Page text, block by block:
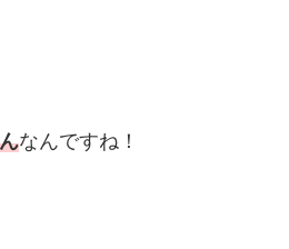
なんですね！